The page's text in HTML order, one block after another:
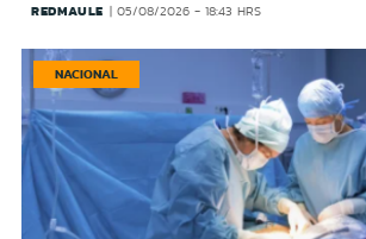
REDMAULE 05/08/2026 - 18:43 HRS
NACIONAL